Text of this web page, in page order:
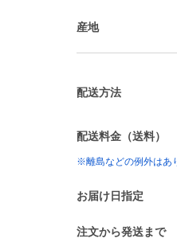
産地
配送方法
配送料金（送料）
※離島などの例外はあ
お届け日指定
注文から発送まで